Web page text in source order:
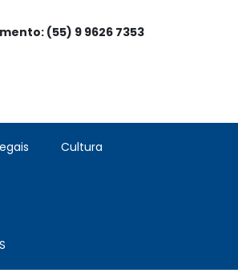
(55) 9 9626 7353
Cultura